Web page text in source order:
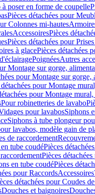
poser en forme de coupelle
Pièces détachées pour
Colonnes mi-hautes
AccessoiresPièces
Pièces détachées pour
à glacePièces détachées
PoignéesAutres
Montage sur gorge,
pour Montage sur
détachées pour Montage
pour Montage
Pour robinetteries de lavabo
pour lavabosSiphons
Siphons à tube plongeur
lavabos, modèle gain de
de raccordement
tube coudéPièces
Pièces
en tube coudéPièces
pour RaccordsAccessoires
détachées pour Coudes
Douches et baignoires